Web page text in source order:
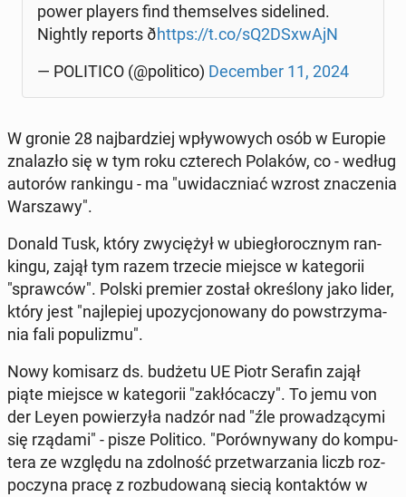
power players find them­se­lves si­de­li­ned.
Nightly reports ðhttps://t.co/sQ2DSxwAjN
— PO­LI­TI­CO (@po­li­ti­co) De­cem­ber 11, 2024
W gronie 28 naj­bar­dziej wpły­wo­wych osób w Europie
zna­la­zło się w tym roku czte­rech Polaków, co - według
autorów ran­kin­gu - ma "uwi­dacz­niać wzrost zna­cze­nia
War­sza­wy".
Donald Tusk, który zwy­cię­żył w ubie­gło­rocz­nym ran­
kin­gu, zajął tym razem trzecie miejsce w ka­te­go­rii
"spraw­ców". Polski premier został okre­ślo­ny jako lider,
który jest "naj­le­piej upo­zy­cjo­no­wa­ny do po­wstrzy­ma­
nia fali po­pu­li­zmu".
Nowy ko­mi­sarz ds. budżetu UE Piotr Serafin zajął
piąte miejsce w ka­te­go­rii "za­kłó­ca­czy". To jemu von
der Leyen po­wie­rzy­ła nadzór nad "źle pro­wa­dzą­cy­mi
się rządami" - pisze Po­li­ti­co. "Po­rów­ny­wa­ny do kom­pu­
te­ra ze względu na zdol­ność prze­twa­rza­nia liczb roz­
po­czy­na pracę z roz­bu­do­wa­ną siecią kon­tak­tów w